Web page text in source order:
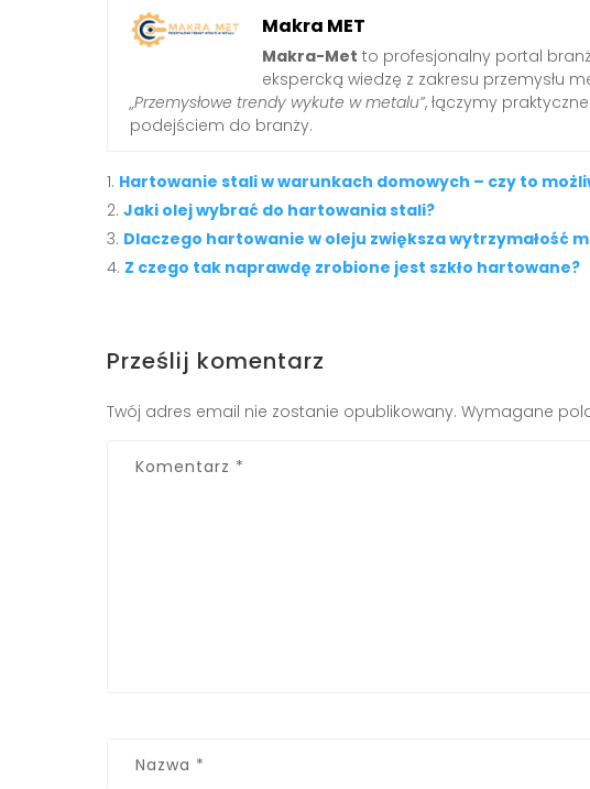
Makra MET
Makra-Met to profesjonalny portal
ekspercką wiedzę z zakresu przemysłu
„Przemysłowe trendy wykute w metalu”, łączymy
podejściem do branży.
Hartowanie stali w warunkach domowych – czy to
Jaki olej wybrać do hartowania stali?
Dlaczego hartowanie w oleju zwiększa wytrzymałość
Z czego tak naprawdę zrobione jest szkło hartowane?
Prześlij komentarz
Twój adres email nie zostanie opublikowany. Wymagane